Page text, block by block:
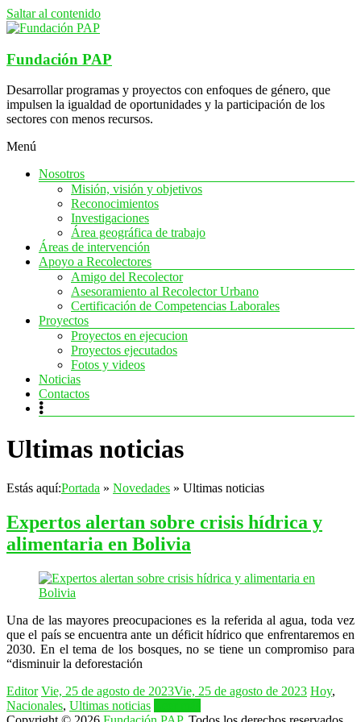
Saltar al contenido
Fundación PAP
Desarrollar programas y proyectos con enfoques de género, que
impulsen la igualdad de oportunidades y la participación de los
sectores con menos recursos.
Menú
Nosotros
Misión, visión y objetivos
Reconocimientos
Investigaciones
Área geográfica de trabajo
Áreas de intervención
Apoyo a Recolectores
Amigo del Recolector
Asesoramiento al Recolector Urbano
Certificación de Competencias Laborales
Proyectos
Proyectos en ejecucion
Proyectos ejecutados
Fotos y videos
Noticias
Contactos
Ultimas noticias
Estás aquí:Portada » Novedades » Ultimas noticias
Expertos alertan sobre crisis hídrica y
alimentaria en Bolivia
Una de las mayores preocupaciones es la referida al agua, toda vez
que el país se encuentra ante un déficit hídrico que enfrentaremos en
2030. En el tema de los bosques, no se tiene un compromiso para
“disminuir la deforestación
Editor Vie, 25 de agosto de 2023Vie, 25 de agosto de 2023 Hoy,
Nacionales, Ultimas noticias